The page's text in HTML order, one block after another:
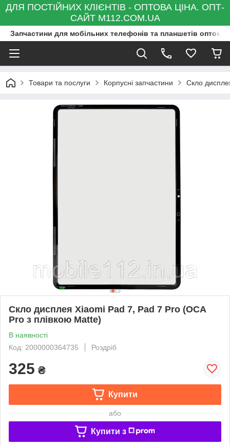
ДЛЯ ПОСТІЙНИХ КЛІЄНТІВ - ОПТОВА ЦІНА. ОПТ-
САЙТ M112.COM.UA
Запчастини для мобільних телефонів та планшетів оптом
Товари та послуги Корпусні запчастини Скло
Скло дисплея Xiaomi Pad 7, Pad 7 Pro (OCA
Pro з плівкою Matte)
В наявності
Код: 2000000364735
Роздріб
325 ₴
Купити
або
Купити з